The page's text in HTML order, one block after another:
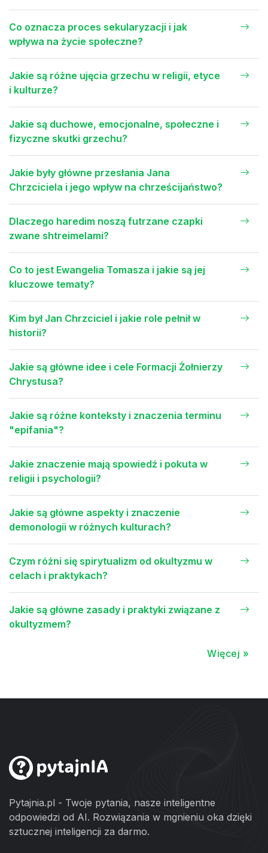
Co oznacza proces sekularyzacji i jak
wpływa na życie społeczne?
Jakie są różne ujęcia grzechu w religii, etyce
i kulturze?
Jakie są duchowe, emocjonalne, społeczne i
fizyczne skutki grzechu?
Jakie były główne przesłania Jana
Chrzciciela i jego wpływ na chrześcijaństwo?
Dlaczego haredim noszą futrzane czapki
zwane shtreimelami?
Co to jest Ewangelia Tomasza i jakie są jej
kluczowe tematy?
Kim był Jan Chrzciciel i jakie role pełnił w
historii?
Jakie są główne idee i cele Formacji Żołnierzy
Chrystusa?
Jakie są różne konteksty i znaczenia terminu
"epifania"?
Jakie znaczenie mają spowiedź i pokuta w
religii i psychologii?
Jakie są główne aspekty i znaczenie
demonologii w różnych kulturach?
Czym różni się spirytualizm od okultyzmu w
celach i praktykach?
Jakie są główne zasady i praktyki związane z
okultyzmem?
Więcej »
Pytajnia.pl - Twoje pytania, nasze inteligentne
odpowiedzi od AI. Rozwiązania w mgnieniu oka dzięki
sztucznej inteligencji za darmo.